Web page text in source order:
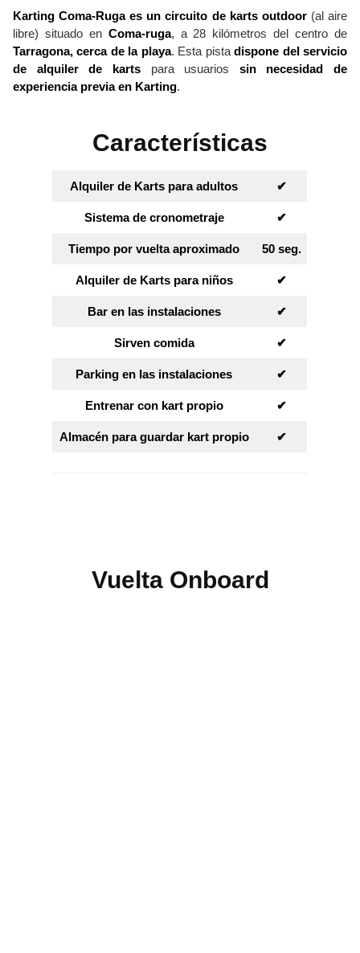
Karting Coma-Ruga es un circuito de karts outdoor(al aire
libre) situado en Coma-ruga, a 28 kilómetros del centro de
Tarragona, cerca de la playa. Esta pistadispone del servicio
de alquiler de kartspara usuarios sin necesidad de
experiencia previa en Karting.
Características
Alquiler de Karts para adultos ✔︎
Sistema de cronometraje ✔︎
Tiempo por vuelta aproximado 50 seg.
Alquiler de Karts para niños ✔︎
Bar en las instalaciones ✔︎
Sirven comida ✔︎
Parking en las instalaciones ✔︎
Entrenar con kart propio ✔︎
Almacén para guardar kart propio ✔︎
Vuelta Onboard